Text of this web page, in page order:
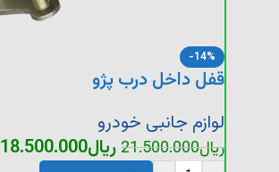
-14%
قفل داخل درب پژو
لوازم جانبی خودرو
ریال21.500.000ریال18.500.000